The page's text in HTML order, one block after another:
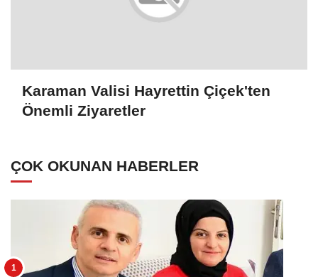
Karaman Valisi Hayrettin Çiçek'ten
Önemli Ziyaretler
ÇOK OKUNAN HABERLER